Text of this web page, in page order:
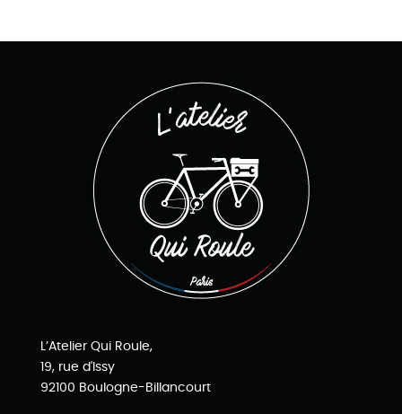
L’Atelier Qui Roule,
19, rue d'Issy
92100 Boulogne-Billancourt